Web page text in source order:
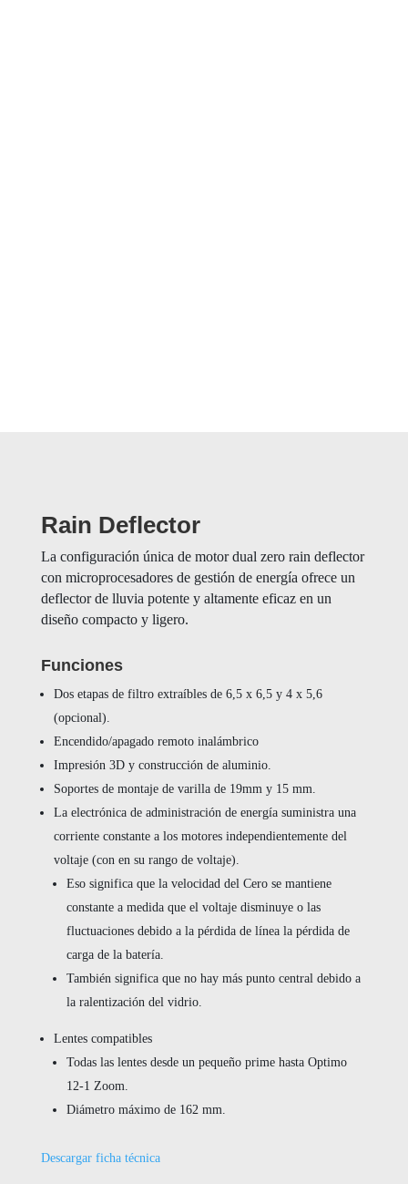
Rain Deflector
La configuración única de motor dual zero rain deflector
con microprocesadores de gestión de energía ofrece un
deflector de lluvia potente y altamente eficaz en un
diseño compacto y ligero.
Funciones
Dos etapas de filtro extraíbles de 6,5 x 6,5 y 4 x 5,6
(opcional).
Encendido/apagado remoto inalámbrico
Impresión 3D y construcción de aluminio.
Soportes de montaje de varilla de 19mm y 15 mm.
La electrónica de administración de energía suministra una
corriente constante a los motores independientemente del
voltaje (con en su rango de voltaje).
Eso significa que la velocidad del Cero se mantiene
constante a medida que el voltaje disminuye o las
fluctuaciones debido a la pérdida de línea la pérdida de
carga de la batería.
También significa que no hay más punto central debido a
la ralentización del vidrio.
Lentes compatibles
Todas las lentes desde un pequeño prime hasta Optimo
12-1 Zoom.
Diámetro máximo de 162 mm.
Descargar ficha técnica